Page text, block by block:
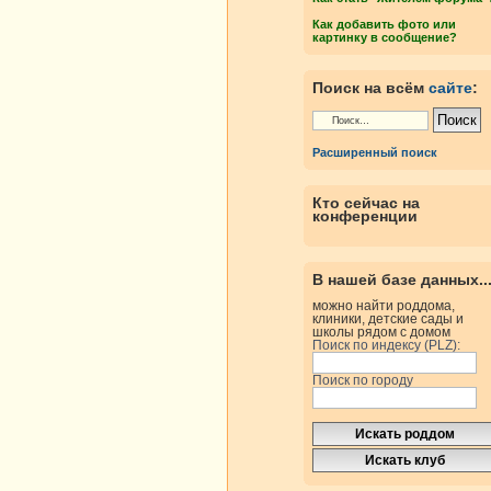
Как добавить фото или
картинку в сообщение?
Поиск на всём сайте:
Расширенный поиск
Кто сейчас на
конференции
В нашей базе данных...
можно найти роддома,
клиники, детские сады и
школы рядом с домом
Поиск по индексу (PLZ):
Поиск по городу